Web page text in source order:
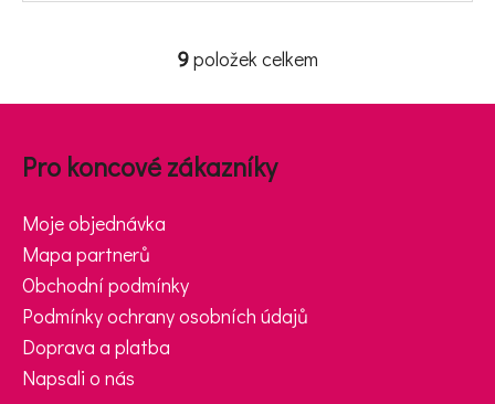
Ovládací prvky výpisu
9položek celkem
Pro koncové zákazníky
Moje objednávka
Mapa partnerů
Obchodní podmínky
Podmínky ochrany osobních údajů
Doprava a platba
Napsali o nás